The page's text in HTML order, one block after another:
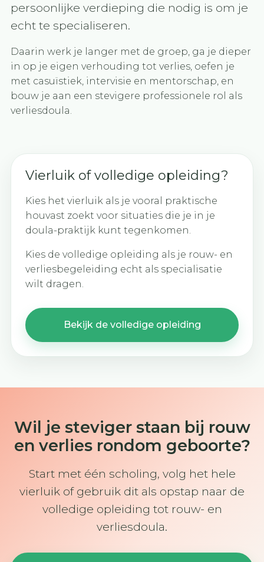
persoonlijke verdieping die nodig is om je
echt te specialiseren.
Daarin werk je langer met de groep, ga je dieper
in op je eigen verhouding tot verlies, oefen je
met casuïstiek, intervisie en mentorschap, en
bouw je aan een stevigere professionele rol als
verliesdoula.
Vierluik of volledige opleiding?
Kies het vierluik als je vooral praktische
houvast zoekt voor situaties die je in je
doula-praktijk kunt tegenkomen.
Kies de volledige opleiding als je rouw- en
verliesbegeleiding echt als specialisatie
wilt dragen.
Bekijk de volledige opleiding
Wil je steviger staan bij rouw
en verlies rondom geboorte?
Start met één scholing, volg het hele
vierluik of gebruik dit als opstap naar de
volledige opleiding tot rouw- en
verliesdoula.